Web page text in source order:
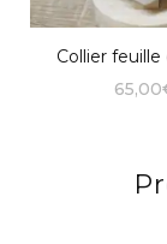
Collier feuille
65,00